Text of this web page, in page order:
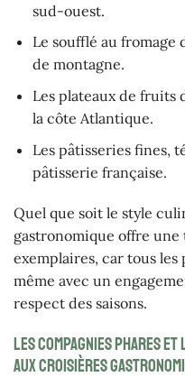
sud-ouest.
Le soufflé au fromage
de montagne.
Les plateaux de fruits
la côte Atlantique.
Les pâtisseries fines,
pâtisserie française.
Quel que soit le style
gastronomique offre
exemplaires, car tous
même avec un
respect des saisons.
Les compagnies phares
aux croisières